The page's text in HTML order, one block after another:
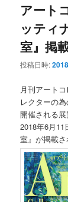
アート
ッティ
室』掲
投稿日時:
月刊アート
レクターの
開催される
2018年6月11
室』が掲載さ